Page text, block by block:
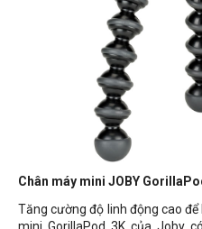
Chân máy mini JOBY
Tăng cường độ linh động cao